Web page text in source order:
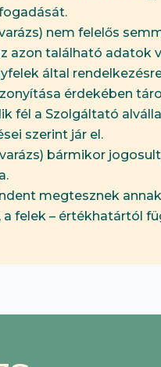
nem felelős
azon található adatok
által
érdekében
fél a Szolgáltató
szerint jár el.
bármikor
megtesznek
felek – értékhatártól